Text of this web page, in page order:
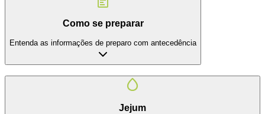
Como se preparar
Entenda as informações de preparo com antecedência
Jejum